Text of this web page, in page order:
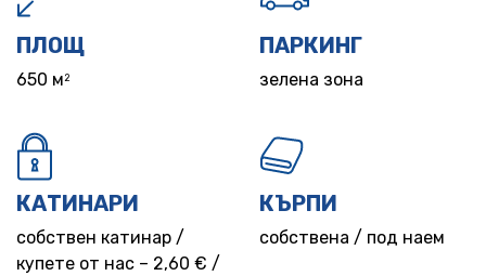
ПЛОЩ
650 м 2
ПАРКИНГ
зелена зона
КАТИНАРИ
собствен катинар /
купете от нас – 2,60 € /
КЪРПИ
собствена / под наем